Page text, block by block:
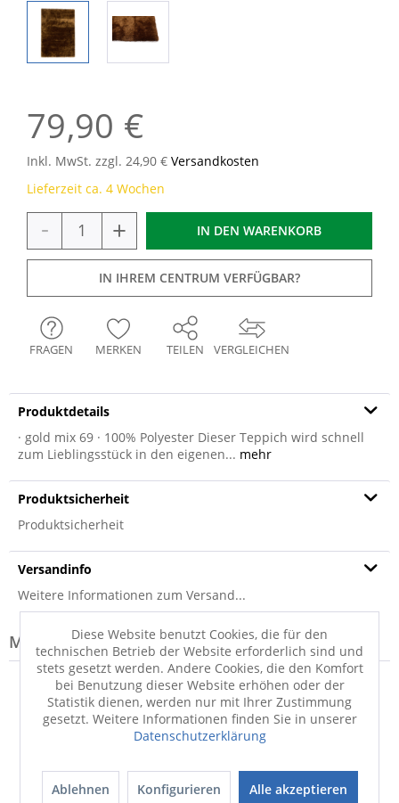
79,90 €
Inkl. MwSt. zzgl. 24,90 € Versandkosten
Lieferzeit ca. 4 Wochen
- + IN DEN WARENKORB
IN IHREM CENTRUM VERFÜGBAR?
VERGLEICHEN
FRAGEN MERKEN TEILEN
Produktdetails
· gold mix 69 · 100% Polyester Dieser Teppich wird schnell
zum Lieblingsstück in den eigenen... mehr
Produktsicherheit
Produktsicherheit
Versandinfo
Weitere Informationen zum Versand...
Modell-Familie: FIRE
Diese Website benutzt Cookies, die für den
technischen Betrieb der Website erforderlich sind und
stets gesetzt werden. Andere Cookies, die den Komfort
bei Benutzung dieser Website erhöhen oder der
Statistik dienen, werden nur mit Ihrer Zustimmung
gesetzt. Weitere Informationen finden Sie in unserer
Datenschutzerklärung
Ablehnen Konfigurieren Alle akzeptieren